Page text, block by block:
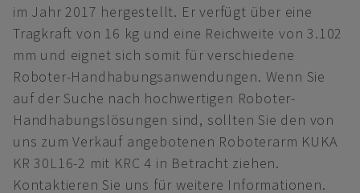
im Jahr 2017 hergestellt. Er verfügt über eine
Tragkraft von 16 kg und eine Reichweite von 3.102
mm und eignet sich somit für verschiedene
Roboter-Handhabungsanwendungen. Wenn Sie
auf der Suche nach hochwertigen Roboter-
Handhabungslösungen sind, sollten Sie den von
uns zum Verkauf angebotenen Roboterarm KUKA
KR 30L16-2 mit KRC 4 in Betracht ziehen.
Kontaktieren Sie uns für weitere Informationen.